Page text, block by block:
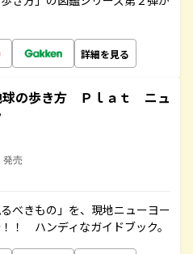
詳細を見る
の歩き方 Ｐｌａｔ ニュ
発売
べきもの」を、現地ニューヨー
！ ハンディなガイドブック。